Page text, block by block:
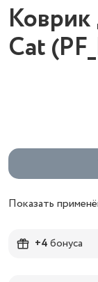
Cat
Показать
+4бонуса